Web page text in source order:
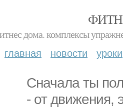
дома. комплексы
главная новости уроки
Сначала ты
- от движения,